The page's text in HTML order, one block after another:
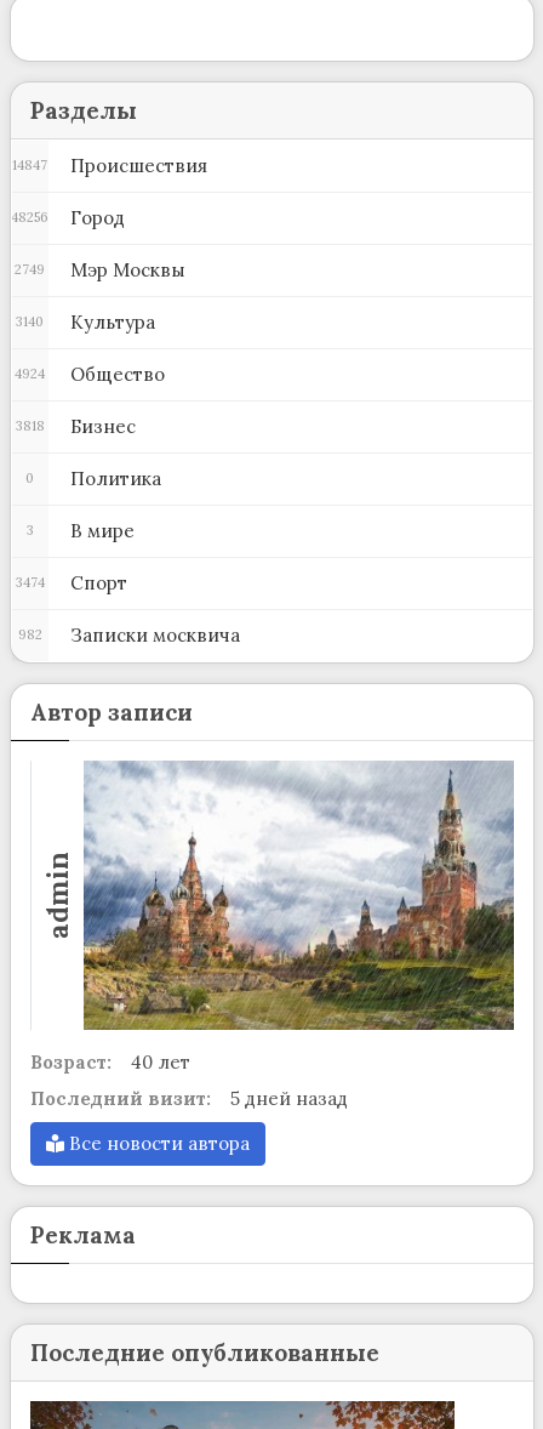
Разделы
Происшествия
14847
Город
48256
Мэр Москвы
2749
Культура
3140
Общество
4924
Бизнес
3818
Политика
0
В мире
3
Спорт
3474
Записки москвича
982
Автор записи
admin
Возраст:
40 лет
Последний визит:
5 дней назад
Все новости автора
Реклама
Последние опубликованные